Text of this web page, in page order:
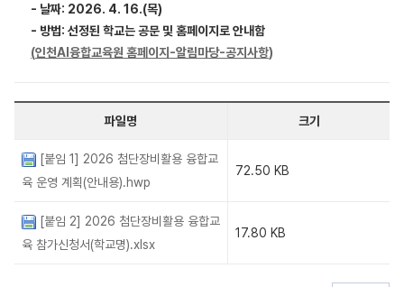
- 날짜: 2026. 4. 16.(목)
- 방법: 선정된 학교는 공문 및 홈페이지로 안내함
(인천AI 융합교육원 홈페이지 -알림마당-공지사항)
파일명 크기
[붙임 1] 2026 첨단장비활용 융합교
육 운영 계획(안내용).hwp
72.50 KB
[붙임 2] 2026 첨단장비활용 융합교
육 참가신청서(학교명).xlsx
17.80 KB